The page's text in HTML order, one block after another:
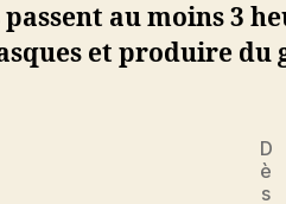
passent au moins 3
et produire
D
è
s